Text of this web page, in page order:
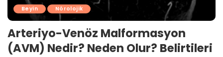
Beyin Nörolojik
Arteriyo-Venöz Malformasyon
(AVM) Nedir? Neden Olur? Belirtileri